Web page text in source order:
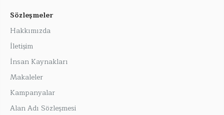
Sözleşmeler
Hakkımızda
İletişim
İnsan Kaynakları
Makaleler
Kampanyalar
Alan Adı Sözleşmesi